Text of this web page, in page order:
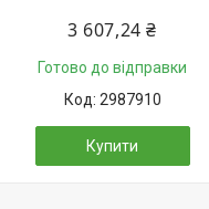
3 607,24 ₴
Готово до відправки
2987910
Купити